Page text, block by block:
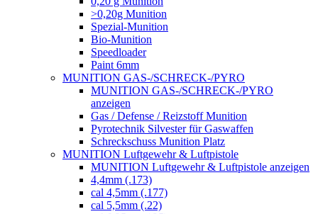
>0,20g Munition
Spezial-Munition
Bio-Munition
Speedloader
Paint 6mm
MUNITION GAS-/SCHRECK-/PYRO
MUNITION GAS-/SCHRECK-/PYRO
anzeigen
Gas / Defense / Reizstoff Munition
Pyrotechnik Silvester für Gaswaffen
Schreckschuss Munition Platz
MUNITION Luftgewehr & Luftpistole
MUNITION Luftgewehr & Luftpistole anzeigen
4,4mm (.173)
cal 4,5mm (.177)
cal 5,5mm (.22)